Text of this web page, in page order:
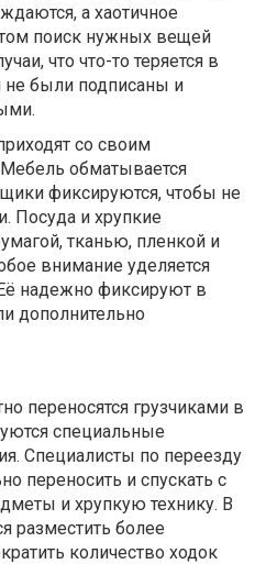
а хаотичное
поиск нужных вещей
что что-то теряется в
не были подписаны и
со своим
обматывается
фиксируются, чтобы не
Посуда и хрупкие
тканью, пленкой и
внимание уделяется
надежно фиксируют в
дополнительно
переносятся грузчиками в
специальные
Специалисты по переезду
переносить и спускать с
и хрупкую технику. В
разместить более
количество ходок